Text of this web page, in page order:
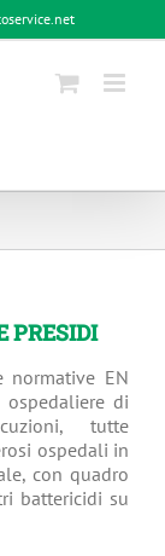
PRESIDI
EN
di
tutte
ospedali in
con quadro
battericidi su